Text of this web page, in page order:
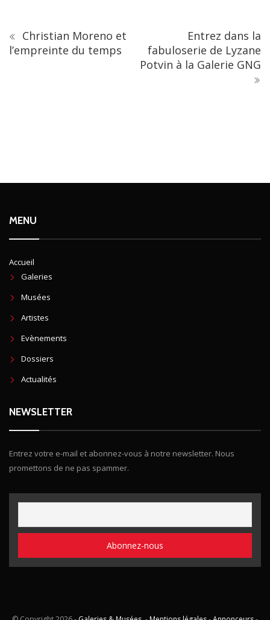
Christian Moreno et
l’empreinte du temps
Entrez dans la
fabuloserie de Lyzane
Potvin à la Galerie GNG
MENU
Accueil
Galeries
Musées
Artistes
Evènements
Dossiers
Actualités
NEWSLETTER
Entrez votre e-mail et abonnez-vous à notre newsletter. Nous
promettons de ne pas spammer.